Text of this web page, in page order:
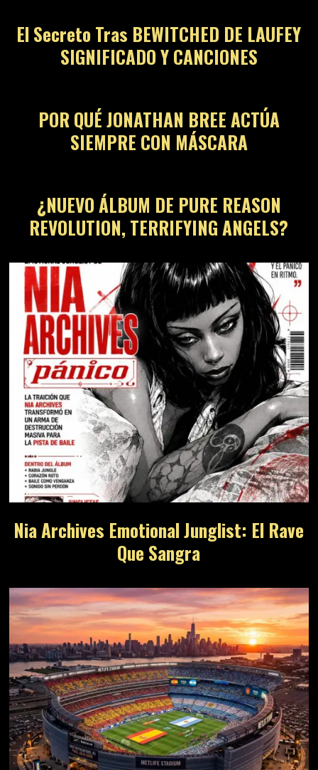
El Secreto Tras BEWITCHED DE LAUFEY
SIGNIFICADO Y CANCIONES
POR QUÉ JONATHAN BREE ACTÚA
SIEMPRE CON MÁSCARA
¿NUEVO ÁLBUM DE PURE REASON
REVOLUTION, TERRIFYING ANGELS?
Nia Archives Emotional Junglist: El Rave
Que Sangra